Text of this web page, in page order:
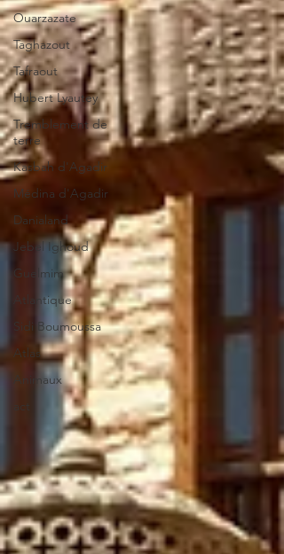
Ouarzazate
Taghazout
Tafraout
Hubert Lyautey
Tremblement de
terre
Kasbah d'Agadir
Médina d'Agadir
Danialand
Jebel Ighoud
Guelmim
Atlantique
Sidi Boumoussa
Atlas
Animaux
act